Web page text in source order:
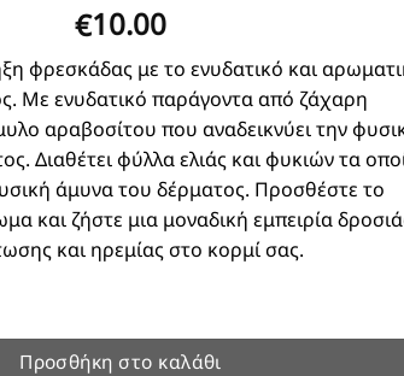
€10.00
φρεσκάδας με το ενυδατικό και
Με ενυδατικό παράγοντα από ζάχαρη
αραβοσίτου που αναδεικνύει την
Διαθέτει φύλλα ελιάς και φυκιών τα
άμυνα του δέρματος. Προσθέστε το
και ζήστε μια μοναδική εμπειρία
και ηρεμίας στο κορμί σας.
100ml ποσότητα
Προσθήκη στο καλάθι